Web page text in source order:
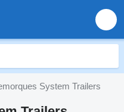
System Trailers